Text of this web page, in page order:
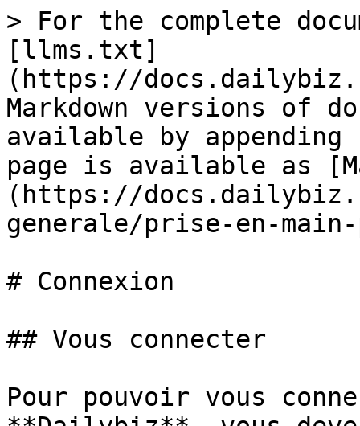
> For the complete
[llms.txt]
(https://
Markdown versions of
available by
page is available as
(https://
generale/prise-en-
# Connexion
## Vous connecter
Pour pouvoir vous